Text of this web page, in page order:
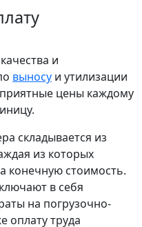
и
выносу и утилизации
цены каждому
складывается из
из которых
конечную стоимость.
в себя
на погрузочно-
оплату труда